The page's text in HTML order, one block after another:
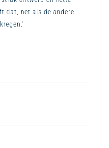
dat, net als de andere